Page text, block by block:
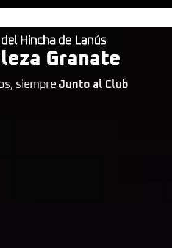
del Hincha de Lanús
Granate
siempre Junto al Club